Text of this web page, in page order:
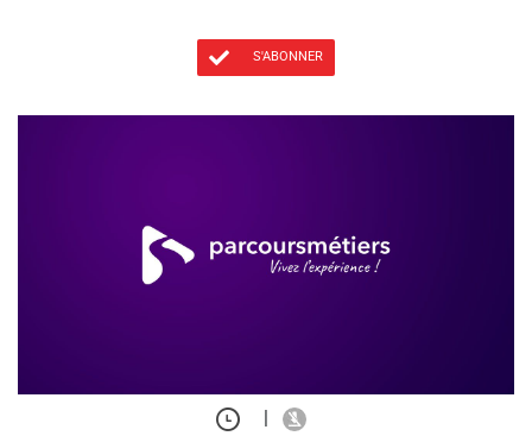
S'ABONNER